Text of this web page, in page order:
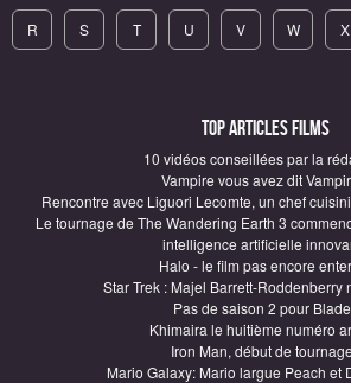
R S T U V W X
Top articles Films
10 vidéos conseillées par la
Vampire vous avez dit
Rencontre avec Liguori Lecomte, un chef
Le tournage de The Wandering Earth 3
intelligence artificielle
Halo - le film pas encore
Star Trek : Majel Barrett-Roddenberry
Pas de saison 2 pour
Khimaira le huitième numéro
Iron Man, début de
Mario Galaxy: Mario largue Peach et